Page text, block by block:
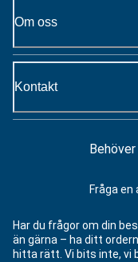
Om oss
Kontakt
Fråga en
Har du frågor om din
än gärna – ha ditt
hitta rätt. Vi bits inte, vi